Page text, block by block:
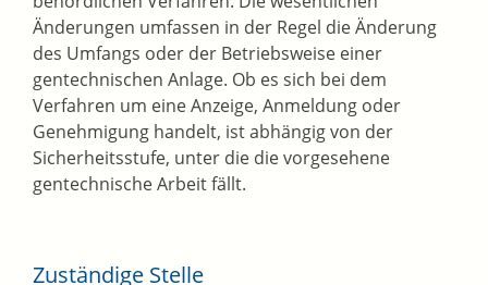
Änderungen umfassen in der Regel die Änderung
des Umfangs oder der Betriebsweise einer
gentechnischen Anlage. Ob es sich bei dem
Verfahren um eine Anzeige, Anmeldung oder
Genehmigung handelt, ist abhängig von der
Sicherheitsstufe, unter die die vorgesehene
gentechnische Arbeit fällt.
Zuständige Stelle